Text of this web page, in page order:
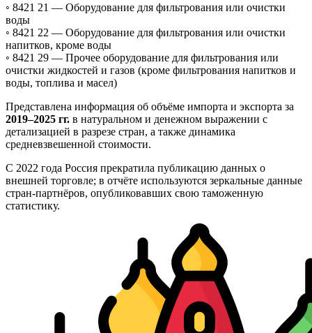
◦ 8421 21 — Оборудование для фильтрования или очистки
воды
◦ 8421 22 — Оборудование для фильтрования или очистки
напитков, кроме воды
◦ 8421 29 — Прочее оборудование для фильтрования или
очистки жидкостей и газов (кроме фильтрования напитков и
воды, топлива и масел)
Представлена информация об объёме импорта и экспорта за
2019–2025 гг. в натуральном и денежном выражении с
детализацией в разрезе стран, а также динамика
средневзвешенной стоимости.
С 2022 года Россия прекратила публикацию данных о
внешней торговле; в отчёте используются зеркальные данные
стран-партнёров, опубликовавших свою таможенную
статистику.